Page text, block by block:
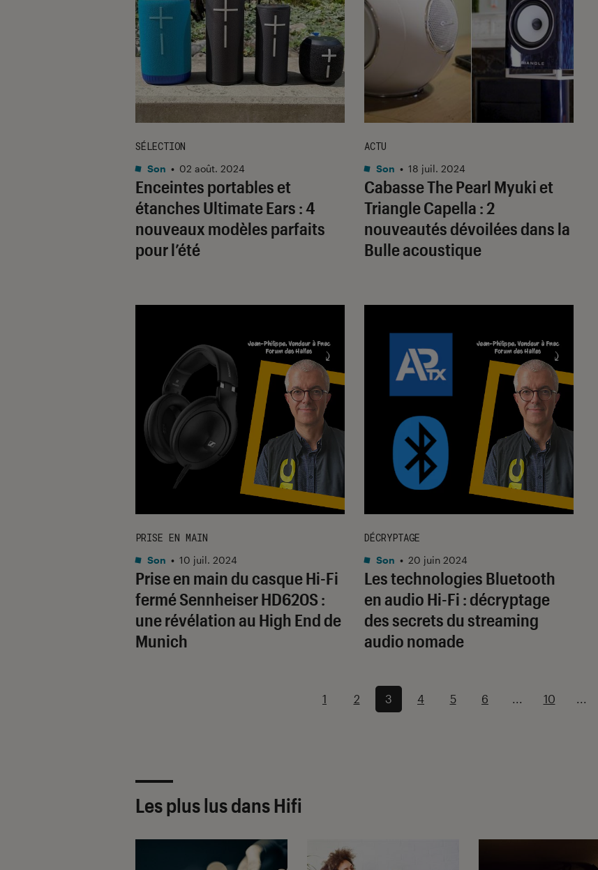
Enceintes portables et
étanches Ultimate Ears : 4
nouveaux modèles parfaits
pour l’été
SÉLECTION
Son • 02 août. 2024
Cabasse The Pearl Myuki et
Triangle Capella : 2
nouveautés dévoilées dans la
Bulle acoustique
ACTU
Son • 18 juil. 2024
Prise en main du casque Hi-Fi
fermé Sennheiser HD620S :
une révélation au High End de
Munich
PRISE EN MAIN
Son • 10 juil. 2024
Les technologies Bluetooth
en audio Hi-Fi : décryptage
des secrets du streaming
audio nomade
DÉCRYPTAGE
Son • 20 juin 2024
1 2 3 4 5 6 ... 10 ...
Les plus lus dans Hifi